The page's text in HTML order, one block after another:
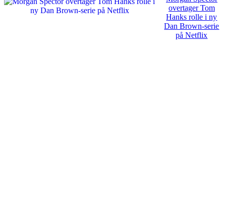
overtager Tom
Hanks rolle i ny
Dan Brown-serie
på Netflix